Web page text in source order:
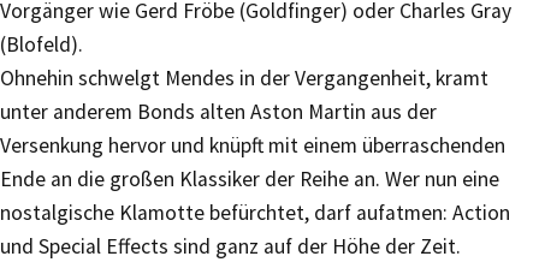
Vorgänger wie Gerd Fröbe (Goldfinger) oder Charles Gray
(Blofeld).
Ohnehin schwelgt Mendes in der Vergangenheit, kramt
unter anderem Bonds alten Aston Martin aus der
Versenkung hervor und knüpft mit einem überraschenden
Ende an die großen Klassiker der Reihe an. Wer nun eine
nostalgische Klamotte befürchtet, darf aufatmen: Action
und Special Effects sind ganz auf der Höhe der Zeit.